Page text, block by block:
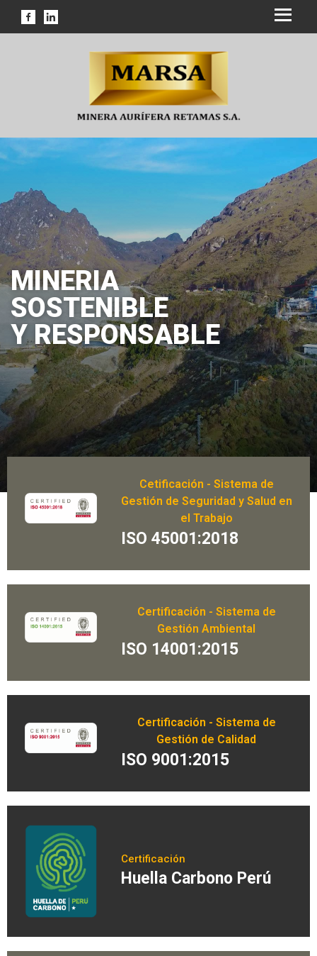
MINERIA
SOSTENIBLE
Y RESPONSABLE
Cetificación - Sistema de
Gestión de Seguridad y Salud en
el Trabajo
ISO 45001:2018
Certificación - Sistema de
Gestión Ambiental
ISO 14001:2015
Certificación - Sistema de
Gestión de Calidad
ISO 9001:2015
Certificación
Huella Carbono Perú